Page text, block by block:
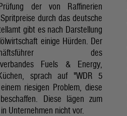
der von Raffinerien
durch das deutsche
gibt es nach Darstellung
einige Hürden. Der
des
Fuels & Energy,
sprach auf "WDR 5
riesigen Problem, diese
Diese lägen zum
Unternehmen nicht vor.